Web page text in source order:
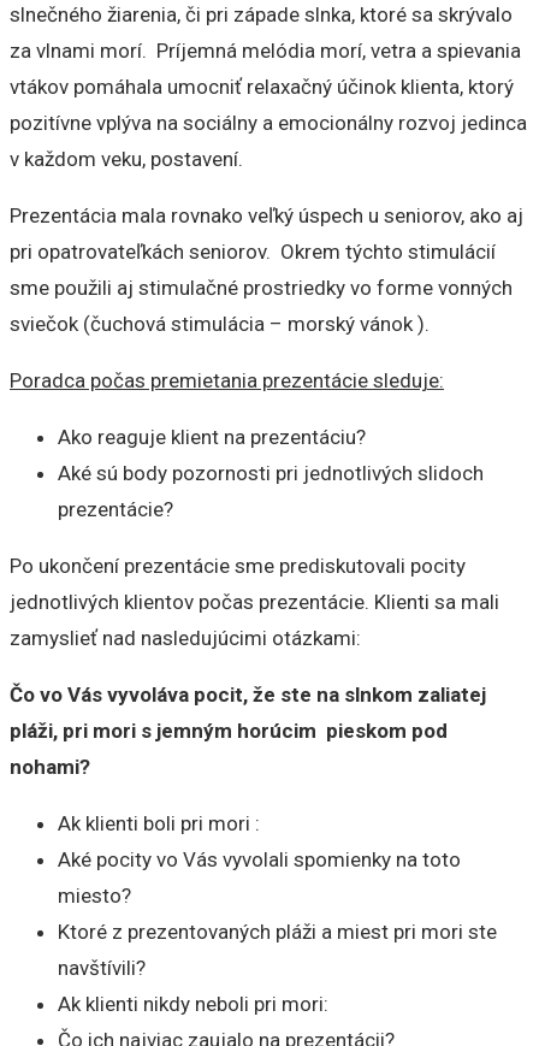
slnečného žiarenia, či pri západe slnka, ktoré sa skrývalo
za vlnami morí. Príjemná melódia morí, vetra a spievania
vtákov pomáhala umocniť relaxačný účinok klienta, ktorý
pozitívne vplýva na sociálny a emocionálny rozvoj jedinca
v každom veku, postavení.
Prezentácia mala rovnako veľký úspech u seniorov, ako aj
pri opatrovateľkách seniorov. Okrem týchto stimulácií
sme použili aj stimulačné prostriedky vo forme vonných
sviečok (čuchová stimulácia – morský vánok ).
Poradca počas premietania prezentácie sleduje:
Ako reaguje klient na prezentáciu?
Aké sú body pozornosti pri jednotlivých slidoch
prezentácie?
Po ukončení prezentácie sme prediskutovali pocity
jednotlivých klientov počas prezentácie. Klienti sa mali
zamyslieť nad nasledujúcimi otázkami:
Čo vo Vás vyvoláva pocit, že ste na slnkom zaliatej
pláži, pri mori s jemným horúcim pieskom pod
nohami?
Ak klienti boli pri mori :
Aké pocity vo Vás vyvolali spomienky na toto
miesto?
Ktoré z prezentovaných pláži a miest pri mori ste
navštívili?
Ak klienti nikdy neboli pri mori:
Čo ich najviac zaujalo na prezentácii?